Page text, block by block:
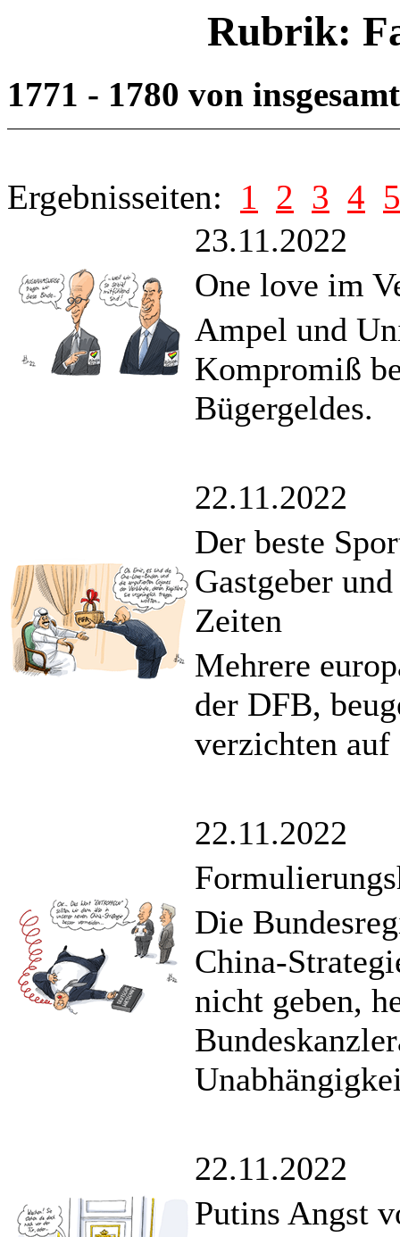
Rubrik:
1771 - 1780 von
Ergebnisseiten: 1 2 3 4 5
23.11.2022
One love im
Ampel und
Kompromiß
Bügergeldes.
22.11.2022
Der beste
Gastgeber
Zeiten
Mehrere
der DFB,
verzichten
22.11.2022
Die
China-
nicht geben,
22.11.2022
Putins Angst